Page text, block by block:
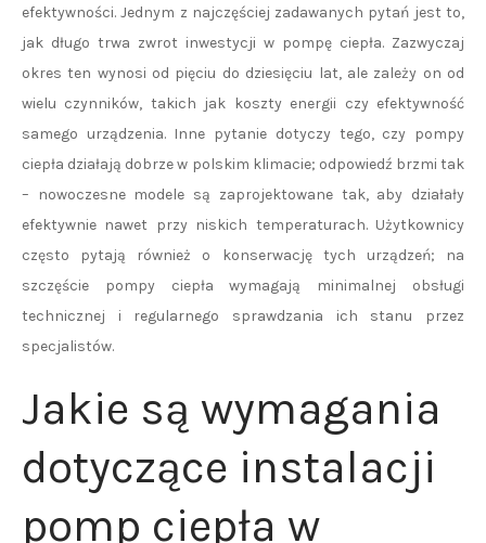
efektywności. Jednym z najczęściej zadawanych pytań jest to,
jak długo trwa zwrot inwestycji w pompę ciepła. Zazwyczaj
okres ten wynosi od pięciu do dziesięciu lat, ale zależy on od
wielu czynników, takich jak koszty energii czy efektywność
samego urządzenia. Inne pytanie dotyczy tego, czy pompy
ciepła działają dobrze w polskim klimacie; odpowiedź brzmi tak
– nowoczesne modele są zaprojektowane tak, aby działały
efektywnie nawet przy niskich temperaturach. Użytkownicy
często pytają również o konserwację tych urządzeń; na
szczęście pompy ciepła wymagają minimalnej obsługi
technicznej i regularnego sprawdzania ich stanu przez
specjalistów.
Jakie są wymagania
dotyczące instalacji
pomp ciepła w